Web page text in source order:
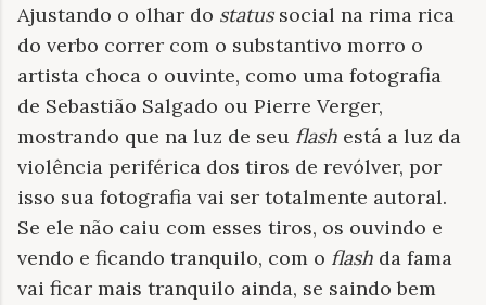
Ajustando o olhar do status social na rima rica
do verbo correr com o substantivo morro o
artista choca o ouvinte, como uma fotografia
de Sebastião Salgado ou Pierre Verger,
mostrando que na luz de seu flash está a luz da
violência periférica dos tiros de revólver, por
isso sua fotografia vai ser totalmente autoral.
Se ele não caiu com esses tiros, os ouvindo e
vendo e ficando tranquilo, com o flash da fama
vai ficar mais tranquilo ainda, se saindo bem